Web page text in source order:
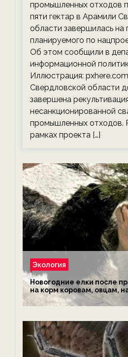
промышленных отходов
пяти гектар в Арамили
области завершилась на
планируемого по
Об этом сообщили в
информационной
Иллюстрация:
Свердловской области
завершена
несанкционированной
промышленных отходов.
рамках проекта […]
Экология
Новогодние елки после
на корм коровам, овцам,
обезьянам, львам и
экологии на ECOportal